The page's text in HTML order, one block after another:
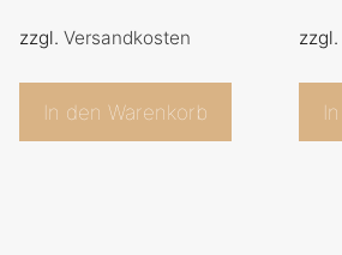
zzgl. Versandkosten
In den Warenkorb
zzgl.